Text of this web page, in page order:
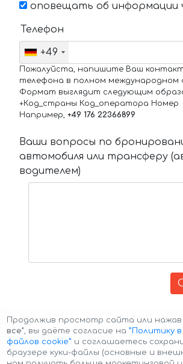
оповещать об информации
Телефон
+49
Пожалуйста, напишите Ваш
телефона в полном международном
Формат выглядит следующим
+Код_страны Код_оператора Номер
Например, +49 176 22366899
Ваши вопросы по
автомобиля или трансферу
водителем)
Продолжив просмотр сайта или нажав
все", вы даёте согласие на ”Политику
файлов cookie” и соглашаетесь
браузере куки-файлы (основные и